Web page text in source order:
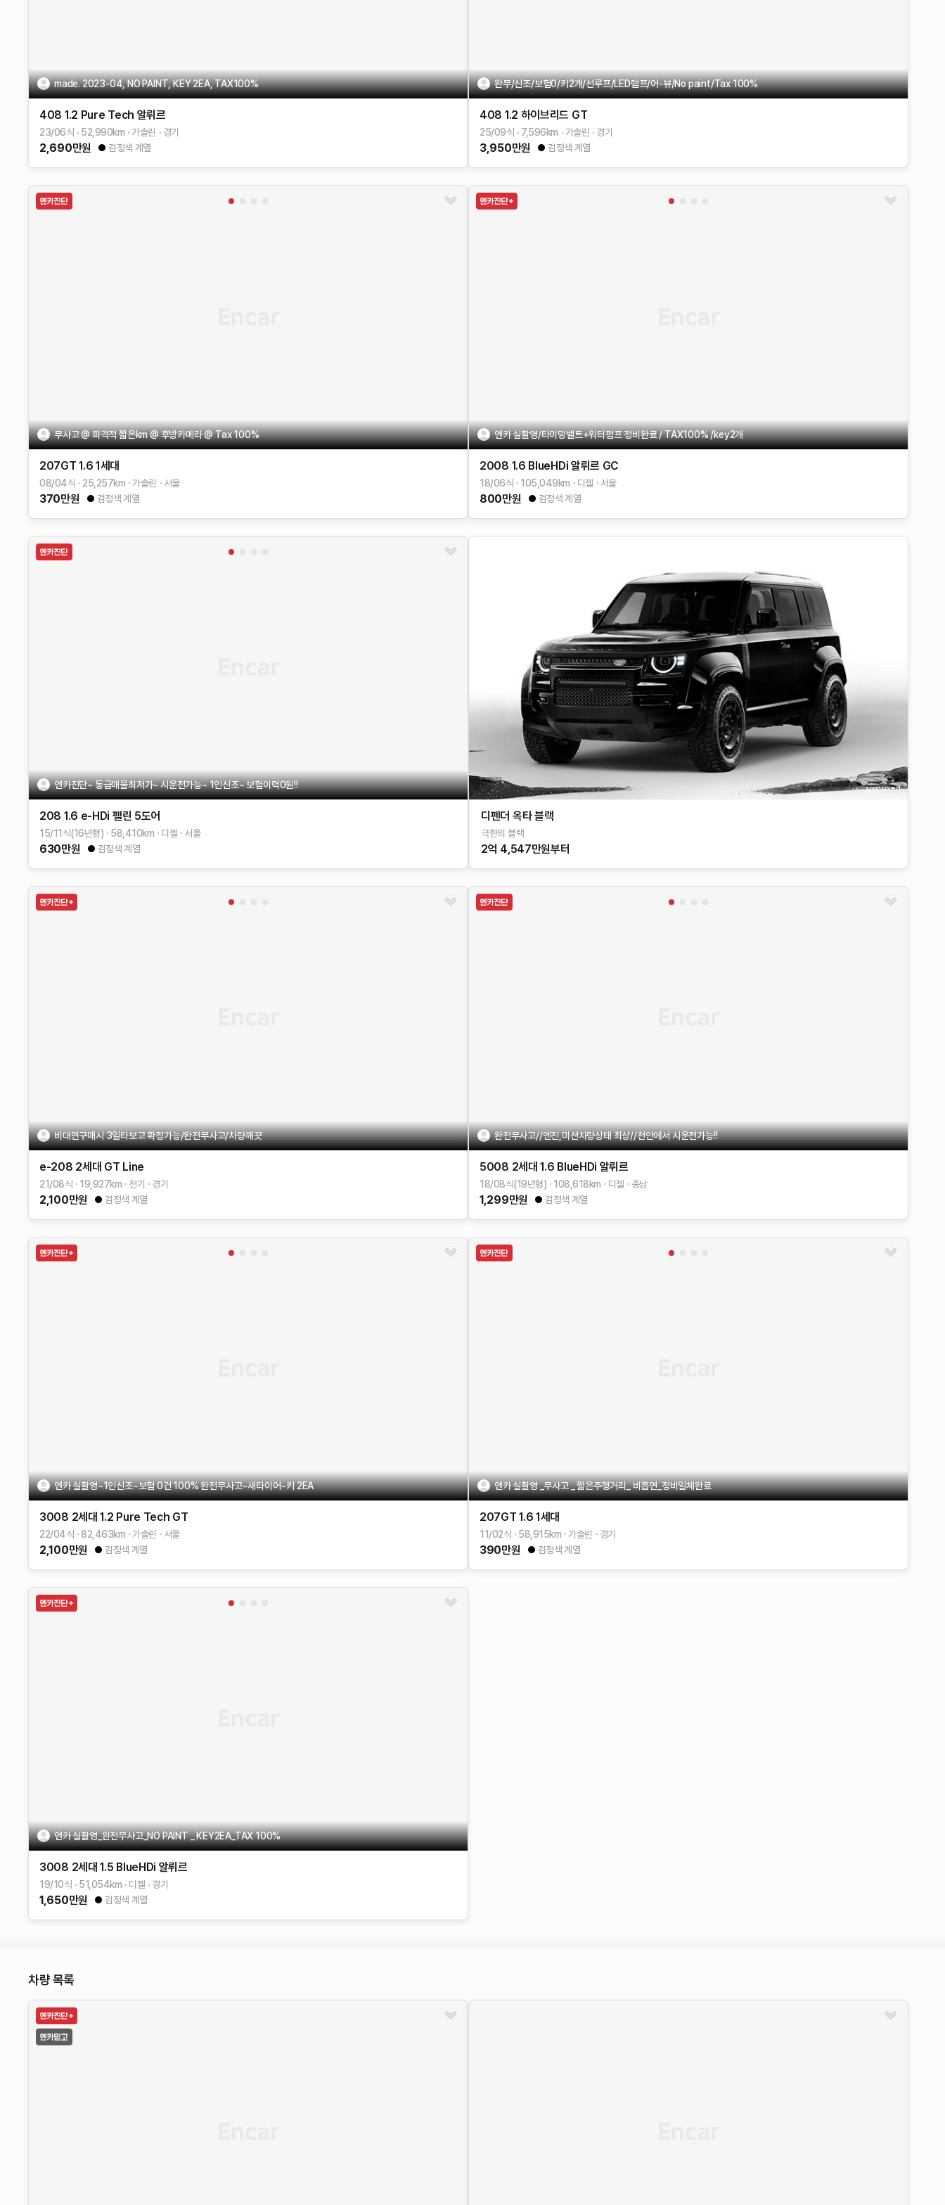
made. 2023-04, NO PAINT, KEY 2EA, TAX100%
408 1.2 Pure Tech 알뤼르
23/06식 52,990km 가솔린 경기
2,690만원 검정색 계열
완무/신조/보험0/키2개/선루프/LED램프/어-뷰/No paint/Tax 100%
408 1.2 하이브리드 GT
25/09식 7,596km 가솔린 경기
3,950만원 검정색 계열
무사고 @ 파격적 짧은km @ 후방카메라 @ Tax 100%
207GT 1.6 1세대
08/04식 25,257km 가솔린 서울
370만원 검정색 계열
엔카 실촬영/타이밍밸트+워터펌프 정비완료 / TAX100% /key2개
2008 1.6 BlueHDi 알뤼르 GC
18/06식 105,049km 디젤 서울
800만원 검정색 계열
엔카진단~ 동급매물최저가~ 시운전가능~ 1인신조~ 보험이력0원!!
208 1.6 e-HDi 펠린 5도어
15/11식(16년형) 58,410km 디젤 서울
630만원 검정색 계열
sponsored
디펜더 옥타 블랙
극한의 블랙
2억 4,547만원부터
비대면구매시 3일타보고 확정가능/완전무사고/차량깨끗
e-208 2세대 GT Line
21/08식 19,927km 전기 경기
2,100만원 검정색 계열
완전무사고//엔진,미션차량상태 최상//천안에서 시운전가능!!
5008 2세대 1.6 BlueHDi 알뤼르
18/08식(19년형) 108,618km 디젤 충남
1,299만원 검정색 계열
엔카 실촬영~1인신조~보험 0건 100% 완전무사고~새타이어~키 2EA
3008 2세대 1.2 Pure Tech GT
22/04식 82,463km 가솔린 서울
2,100만원 검정색 계열
엔카 실촬영 _무사고 _ 짧은주행거리_ 비흡연_정비일체완료
207GT 1.6 1세대
11/02식 58,915km 가솔린 경기
390만원 검정색 계열
엔카 실촬영_완전무사고_NO PAINT _ KEY2EA_TAX 100%
3008 2세대 1.5 BlueHDi 알뤼르
19/10식 51,054km 디젤 경기
1,650만원 검정색 계열
차량 목록